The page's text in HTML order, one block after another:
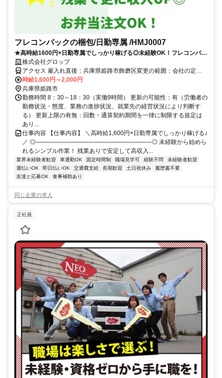
フレコンバックの梱包/日勤専属 /HMJ0007
★高時給1600円×日勤専属でしっかり稼げる◎未経験OK！フレコンバッ
クの梱包や結束、フォークリフトでの運搬などモクモク進められる作業♪
株式会社グロップ
アクセス 雇入れ直後：兵庫県姫路市飾磨区変更の範囲：会社の定め
る就業場所＼アクセス／山電網干線「西飾磨駅」から車で12分＼通勤
備考／最寄駅から自転車貸与（無料）可
時給1,600円～2,000円
兵庫県姫路市
勤務時間 8：30～18：30（実働9時間） 更新の可能性：有（労働者の
勤務状況・態度、業務の進捗状況、就業先の経営状況により判断す
る） 更新上限の有無：回数・通算契約期間を一律に制限する規定は
あり...
仕事内容 【仕事内容】 ＼高時給1,600円×日勤専属でしっかり稼げる♪
／ ◎──────────────────────────◎ 未経験から始めら
れるシンプル作業！ 残業ありで安定して高収入...
業界未経験者歓迎 車通勤OK 固定時間制 職場見学可 経験不問
未経験者歓迎
週払いOK
即日払いOK 交通費支給 長期歓迎 土日祝休み
履歴書不要
友達と応募OK
食事補助あり
同じ企業の求人
正社員